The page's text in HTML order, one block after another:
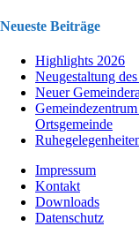
Neueste Beiträge
Highlights 2026
Neugestaltung
Neuer
Ortsgemeinde
Impressum
Kontakt
Downloads
Datenschutz